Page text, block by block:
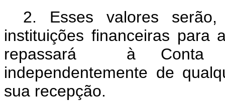
2. Esses valores serão,
instituições financeiras para
repassará à Conta
independentemente de
sua recepção.